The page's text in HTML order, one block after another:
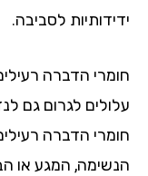
ידידותיות לסביבה.
חומרי הדברה
עלולים לגרום גם
חומרי הדברה
הנשימה, המגע או